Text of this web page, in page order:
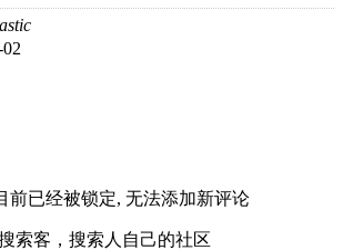
前已经被锁定, 无法添加新评论
索客，搜索人自己的社区